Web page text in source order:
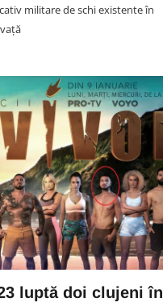
militare de schi existente în
luptă doi clujeni în